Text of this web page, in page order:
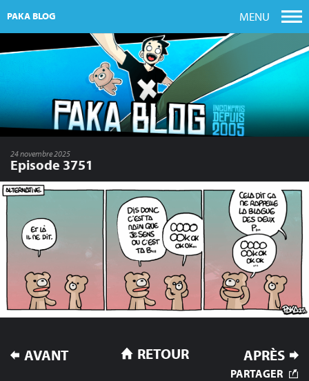
PAKA BLOG MENU
24 novembre 2025
Episode 3751
NAVIGATION
DE
AVANT APRÈS
RETOUR
PARTAGER